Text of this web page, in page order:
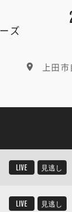
ズ
上田
LIVE 見逃し
LIVE 見逃し